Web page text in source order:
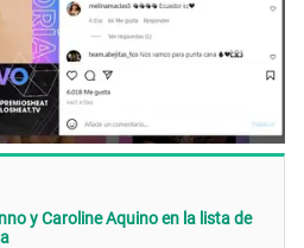
y Caroline Aquino en la lista de